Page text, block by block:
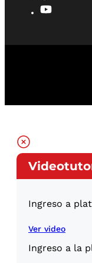
Ingreso a
Ver video
Ingreso a la